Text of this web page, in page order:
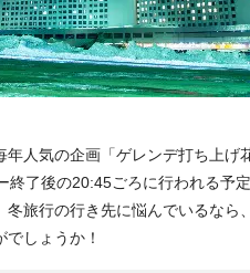
人気の企画「ゲレンデ打ち上げ
了後の20:45ごろに行われる予
冬旅行の行き先に悩んでいるなら
しょうか！